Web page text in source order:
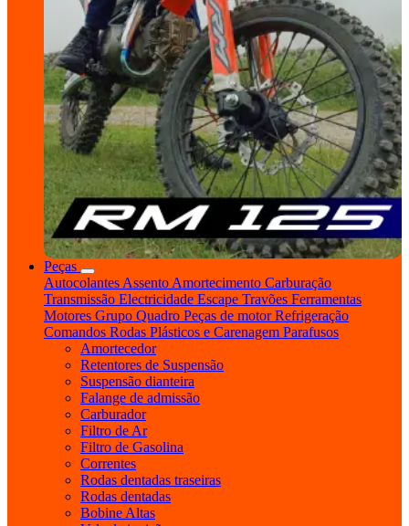
Peças
Autocolantes Assento Amortecimento Carburação
Transmissão Electricidade Escape Travões Ferramentas
Motores Grupo Quadro Peças de motorRefrigeração
Comandos Rodas Plásticos e Carenagem Parafusos
Amortecedor
Retentores de Suspensão
Suspensão dianteira
Falange de admissão
Carburador
Filtro de Ar
Filtro de Gasolina
Correntes
Rodas dentadas traseiras
Rodas dentadas
Bobine Altas